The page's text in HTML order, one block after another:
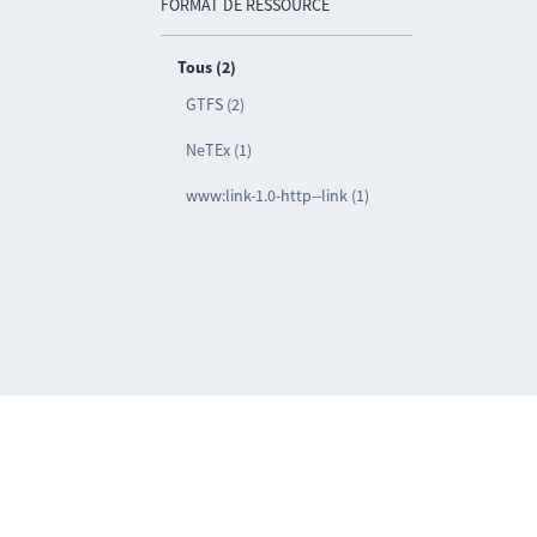
FORMAT DE RESSOURCE
Tous (2)
GTFS (2)
NeTEx (1)
www:link-1.0-http--link (1)